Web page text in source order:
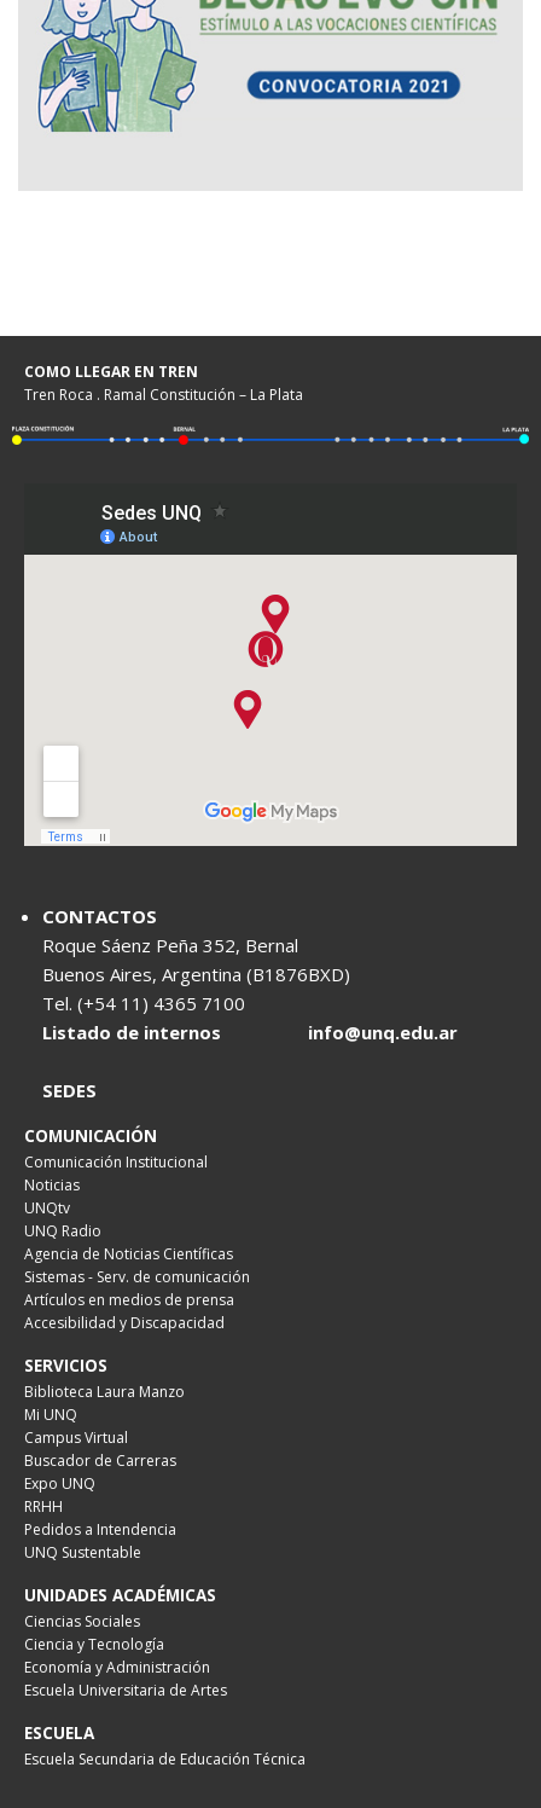
COMO LLEGAR EN TREN
Tren Roca . Ramal Constitución – La Plata
CONTACTOS
Roque Sáenz Peña 352, Bernal
Buenos Aires, Argentina (B1876BXD)
Tel. (+54 11) 4365 7100
Listado de internos
info@unq.edu.ar
SEDES
COMUNICACIÓN
Comunicación Institucional
Noticias
UNQtv
UNQ Radio
Agencia de Noticias Científicas
Sistemas - Serv. de comunicación
Artículos en medios de prensa
Accesibilidad y Discapacidad
SERVICIOS
Biblioteca Laura Manzo
Mi UNQ
Campus Virtual
Buscador de Carreras
Expo UNQ
RRHH
Pedidos a Intendencia
UNQ Sustentable
UNIDADES ACADÉMICAS
Ciencias Sociales
Ciencia y Tecnología
Economía y Administración
Escuela Universitaria de Artes
ESCUELA
Escuela Secundaria de Educación Técnica